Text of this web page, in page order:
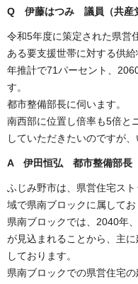
Q 伊藤はつみ 議員（共産
令和5年度に策定された県営
ある要支援世帯に対する供
年推計で71パーセント、
す。
都市整備部長に伺います。
南西部に位置し倍率も5倍と
していただきたいのですが、
A 伊田恒弘 都市整備部長
ふじみ野市は、県営住宅ス
域で県南ブロックに属してお
県南ブロックでは、2040年
が見込まれることから、主
しております。
県南ブロックでの県営住宅